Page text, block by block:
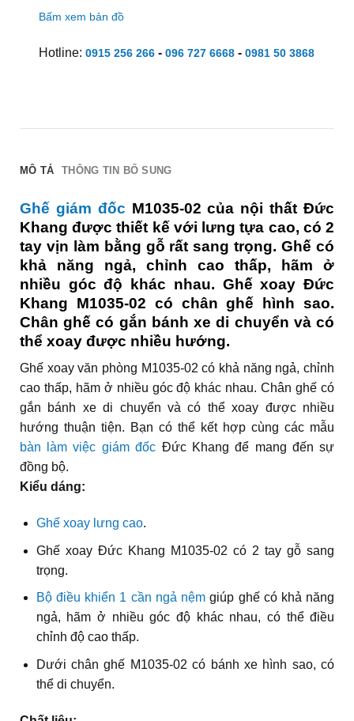
Bấm xem bản đồ
Hotline: 0915 256 266- 096 727 6668- 0981 50 3868
MÔ TẢ THÔNG TIN BỔ SUNG
Ghế giám đốc M1035-02 của nội thất Đức
Khang được thiết kế với lưng tựa cao, có 2
tay vịn làm bằng gỗ rất sang trọng. Ghế có
khả năng ngả, chỉnh cao thấp, hãm ở
nhiều góc độ khác nhau. Ghế xoay Đức
Khang M1035-02 có chân ghế hình sao.
Chân ghế có gắn bánh xe di chuyển và có
thể xoay được nhiều hướng.
Ghế xoay văn phòng M1035-02 có khả năng ngả, chỉnh
cao thấp, hãm ở nhiều góc độ khác nhau. Chân ghế có
gắn bánh xe di chuyển và có thể xoay được nhiều
hướng thuận tiện. Bạn có thể kết hợp cùng các mẫu
bàn làm việc giám đốc Đức Khang để mang đến sự
đồng bộ.
Kiểu dáng:
Ghế xoay lưng cao.
Ghế xoay Đức Khang M1035-02 có 2 tay gỗ sang
trọng.
Bộ điều khiển 1 cần ngả nệm giúp ghế có khả năng
ngả, hãm ở nhiều góc độ khác nhau, có thể điều
chỉnh độ cao thấp.
Dưới chân ghế M1035-02 có bánh xe hình sao, có
thể di chuyển.